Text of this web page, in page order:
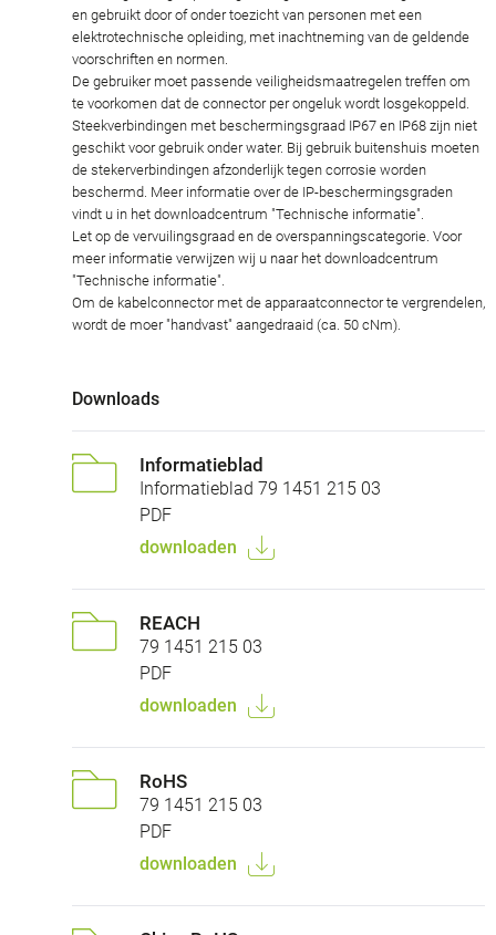
en gebruikt door of onder toezicht van personen met een
elektrotechnische opleiding, met inachtneming van de geldende
voorschriften en normen.
De gebruiker moet passende veiligheidsmaatregelen treffen om
te voorkomen dat de connector per ongeluk wordt losgekoppeld.
Steekverbindingen met beschermingsgraad IP67 en IP68 zijn niet
geschikt voor gebruik onder water. Bij gebruik buitenshuis moeten
de stekerverbindingen afzonderlijk tegen corrosie worden
beschermd. Meer informatie over de IP-beschermingsgraden
vindt u in het downloadcentrum "Technische informatie".
Let op de vervuilingsgraad en de overspanningscategorie. Voor
meer informatie verwijzen wij u naar het downloadcentrum
"Technische informatie".
Om de kabelconnector met de apparaatconnector te vergrendelen,
wordt de moer "handvast" aangedraaid (ca. 50 cNm).
Downloads
Informatieblad
Informatieblad 79 1451 215 03
PDF
downloaden
REACH
79 1451 215 03
PDF
downloaden
RoHS
79 1451 215 03
PDF
downloaden